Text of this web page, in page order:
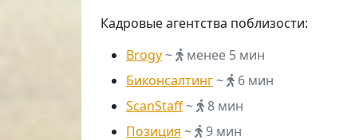
Кадровые агентства поблизости:
Brogy~
менее 5 мин
Биконсалтинг~
6 мин
ScanStaff~
8 мин
Позиция ~ 9 мин